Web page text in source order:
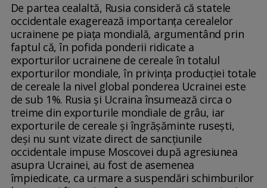
De partea cealaltă, Rusia consideră că statele
occidentale exagerează importanţa cerealelor
ucrainene pe piaţa mondială, argumentând prin
faptul că, în pofida ponderii ridicate a
exporturilor ucrainene de cereale în totalul
exporturilor mondiale, în privinţa producţiei totale
de cereale la nivel global ponderea Ucrainei este
de sub 1%. Rusia şi Ucraina însumează circa o
treime din exporturile mondiale de grâu, iar
exporturile de cereale şi îngrăşăminte ruseşti,
deşi nu sunt vizate direct de sancţiunile
occidentale impuse Moscovei după agresiunea
asupra Ucrainei, au fost de asemenea
împiedicate, ca urmare a suspendări schimburilor